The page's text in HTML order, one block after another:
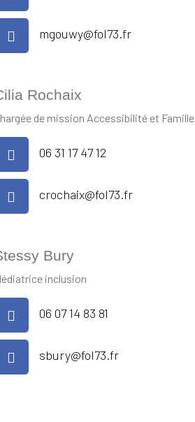
mgouwy@fol73.fr
Rochaix
de mission Accessibilité et Famille
06 31 17 47 12
crochaix@fol73.fr
Bury
inclusion
06 07 14 83 81
sbury@fol73.fr